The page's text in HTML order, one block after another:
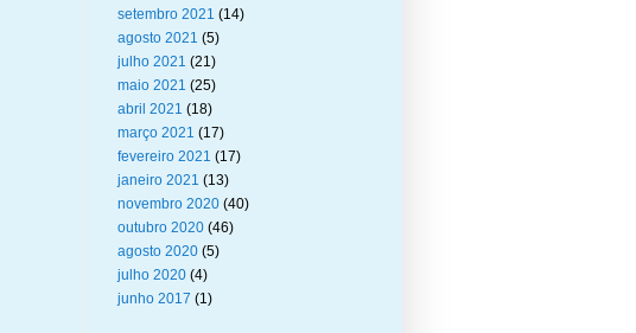
setembro 2021 (14)
agosto 2021 (5)
julho 2021 (21)
maio 2021 (25)
abril 2021 (18)
março 2021 (17)
fevereiro 2021 (17)
janeiro 2021 (13)
novembro 2020 (40)
outubro 2020 (46)
agosto 2020 (5)
julho 2020 (4)
junho 2017 (1)